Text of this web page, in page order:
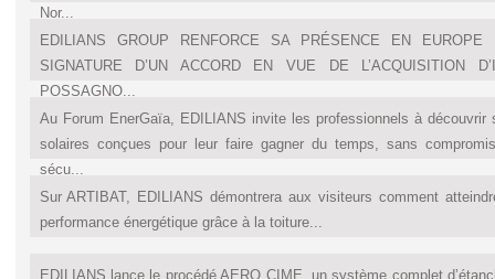
Nor...
EDILIANS GROUP RENFORCE SA PRÉSENCE EN
SIGNATURE D’UN ACCORD EN VUE DE L’ACQUISITION
POSSAGNO...
Au Forum EnerGaïa, EDILIANS invite les professionnels à découvrir
solaires conçues pour leur faire gagner du temps, sans
sécu...
Sur ARTIBAT, EDILIANS démontrera aux visiteurs comment
performance énergétique grâce à la toiture...
EDILIANS lance le procédé AERO CIME, un système complet